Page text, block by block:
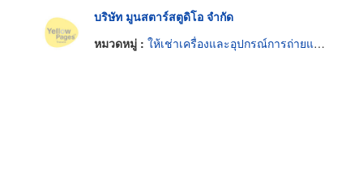
บริษัท มูนสตาร์สตูดิโอ จำกัด
หมวดหมู่ : ให้เช่าเครื่องและอุปกรณ์การถ่ายและฉายภาพยนตร์